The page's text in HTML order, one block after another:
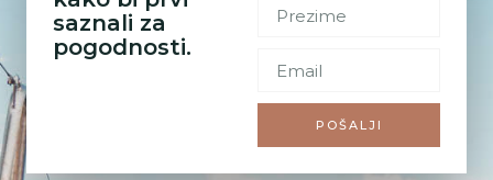
saznali za
pogodnosti.
POŠALJI